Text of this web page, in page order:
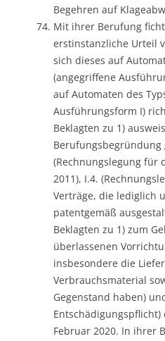
Begehren auf
Mit ihrer Berufung
erstinstanzliche Urteil
sich dieses auf
(angegriffene
auf Automaten des
Ausführungsform I)
Beklagten zu 1)
Berufungsbegründung
(Rechnungslegung für
2011), I.4.
Verträge, die lediglich
patentgemäß
Beklagten zu 1) zum
überlassenen
insbesondere die
Verbrauchsmaterial
Gegenstand haben)
Februar 2020. In ihrer